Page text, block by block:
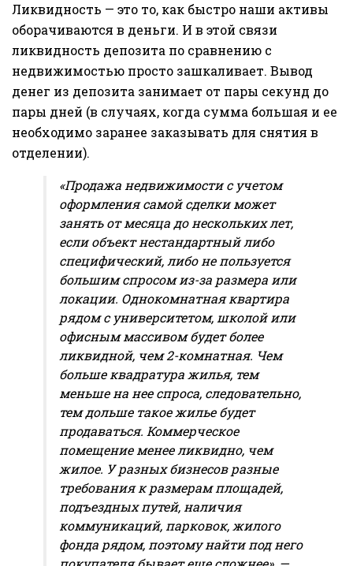
Ликвидность — это то, как быстро наши активы
оборачиваются в деньги. И в этой связи
ликвидность депозита по сравнению с
недвижимостью просто зашкаливает. Вывод
денег из депозита занимает от пары секунд до
пары дней (в случаях, когда сумма большая и ее
необходимо заранее заказывать для снятия в
отделении).
«Продажа недвижимости с учетом
оформления самой сделки может
занять от месяца до нескольких лет,
если объект нестандартный либо
специфический, либо не пользуется
большим спросом из-за размера или
локации. Однокомнатная квартира
рядом с университетом, школой или
офисным массивом будет более
ликвидной, чем 2-комнатная. Чем
больше квадратура жилья, тем
меньше на нее спроса, следовательно,
тем дольше такое жилье будет
продаваться. Коммерческое
помещение менее ликвидно, чем
жилое. У разных бизнесов разные
требования к размерам площадей,
подъездных путей, наличия
коммуникаций, парковок, жилого
фонда рядом, поэтому найти под него